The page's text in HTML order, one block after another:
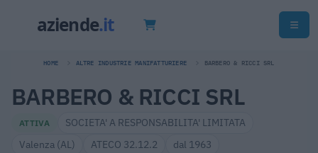
HOME ALTRE INDUSTRIE MANIFATTURIERE BARBERO & RICCI SRL
BARBERO & RICCI SRL
ATTIVA
SOCIETA' A RESPONSABILITA' LIMITATA
Valenza (AL)
ATECO 32.12.2 dal 1963